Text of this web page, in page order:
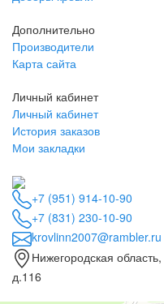
Дополнительно
Производители
Карта сайта
Личный кабинет
Личный кабинет
История заказов
Мои закладки
+7 (951) 914-10-90
+7 (831) 230-10-90
krovlinn2007@rambler.ru
Нижегородская
д.116